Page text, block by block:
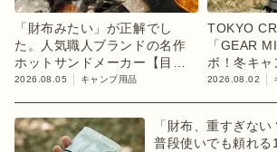
「財布みたい」が正解でし
た。人気職人ブランドの名作
ホットサンドメーカー【目利
きのキャンプギア】
2026.08.05 キャンプ用品
TOKYO
「GEAR
ボ！冬キャ
担う限定
2026.08.02
「財布、重すぎな
普段使いでも頼れ